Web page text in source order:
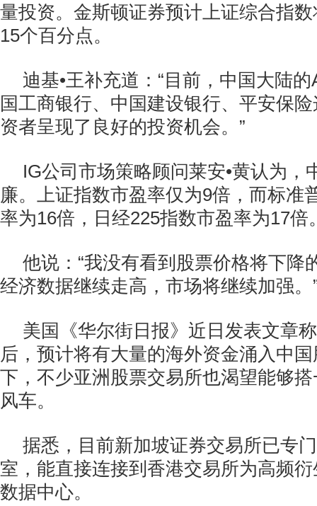
量投资。金斯顿证券预计上证综合指
15个百分点。
迪基•王补充道：“目前，中国大陆
国工商银行、中国建设银行、平安保
资者呈现了良好的投资机会。”
IG公司市场策略顾问莱安•黄认为，
廉。上证指数市盈率仅为9倍，而标准
率为16倍，日经225指数市盈率为17倍
他说：“我没有看到股票价格将下降
经济数据继续走高，市场将继续加强。
美国《华尔街日报》近日发表文章
后，预计将有大量的海外资金涌入中
下，不少亚洲股票交易所也渴望能够搭
风车。
据悉，目前新加坡证券交易所已专
室，能直接连接到香港交易所为高频
数据中心。